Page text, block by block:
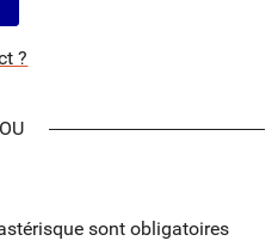
?
sont obligatoires